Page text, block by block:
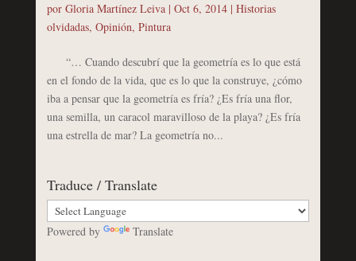
por Gloria Martínez Leiva| Oct 6, 2014| Historias
olvidadas, Opinión, Pintura
“… Cuando descubrí que la geometría es lo que está
en el fondo de la vida, que es lo que la construye, ¿cómo
iba a pensar que la geometría es fría? ¿Es fría una flor,
una semilla, un caracol maravilloso de la playa? ¿Es fría
una estrella de mar? La geometría no...
Traduce / Translate
Powered by Translate